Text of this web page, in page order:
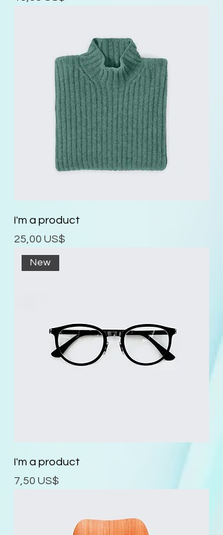
I'm a product
Precio
25,00 US$
New
I'm a product
Precio
7,50 US$